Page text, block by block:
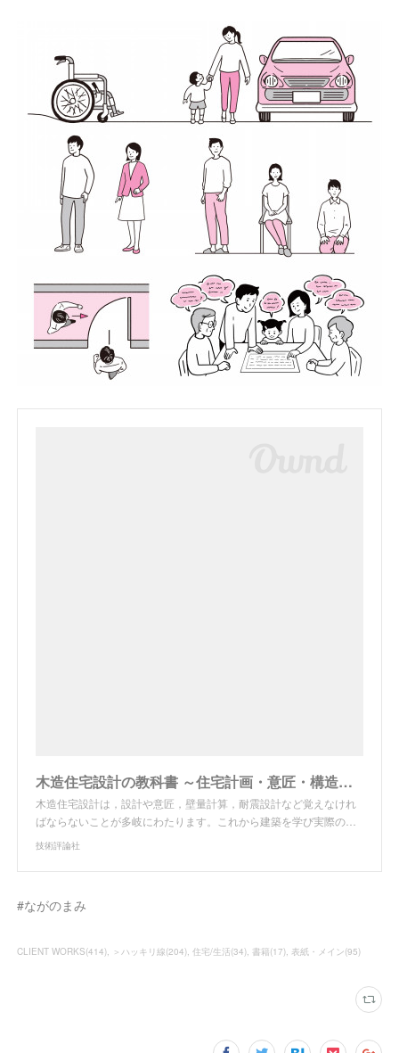
木造住宅設計の教科書 ～住宅計画・意匠・構造・設備設計まで一冊でわかる
木造住宅設計は，設計や意匠，壁量計算，耐震設計など覚えなけれ
ばならないことが多岐にわたります。これから建築を学び実際の…
技術評論社
#ながのまみ
CLIENT WORKS(414) ＞ハッキリ線(204) 住宅/生活(34) 書籍(17) 表紙・メイン(95)